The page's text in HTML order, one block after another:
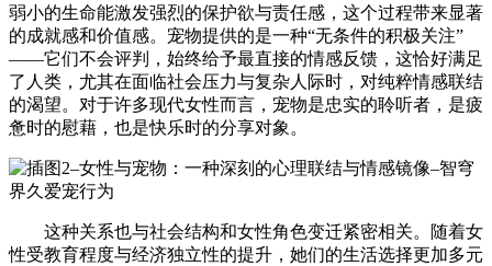
弱小的生命能激发强烈的保护欲与责任感，这个过程带来显著
的成就感和价值感。宠物提供的是一种“无条件的积极关注”
——它们不会评判，始终给予最直接的情感反馈，这恰好满足
了人类，尤其在面临社会压力与复杂人际时，对纯粹情感联结
的渴望。对于许多现代女性而言，宠物是忠实的聆听者，是疲
惫时的慰藉，也是快乐时的分享对象。
这种关系也与社会结构和女性角色变迁紧密相关。随着女
性受教育程度与经济独立性的提升，她们的生活选择更加多元